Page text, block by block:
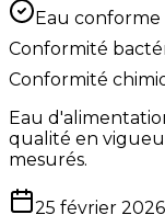
Eau conforme
Conformité
Conformité
Eau
qualité en
mesurés.
25 février 2026